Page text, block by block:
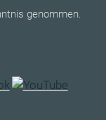
genommen.